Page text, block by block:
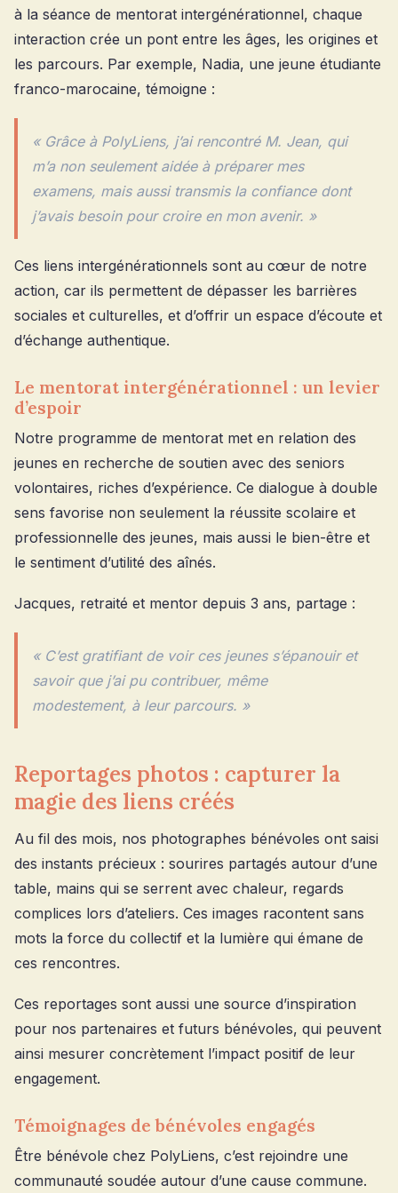
à la séance de mentorat intergénérationnel, chaque
interaction crée un pont entre les âges, les origines et
les parcours. Par exemple, Nadia, une jeune étudiante
franco-marocaine, témoigne :
« Grâce à PolyLiens, j’ai rencontré M. Jean, qui
m’a non seulement aidée à préparer mes
examens, mais aussi transmis la confiance dont
j’avais besoin pour croire en mon avenir. »
Ces liens intergénérationnels sont au cœur de notre
action, car ils permettent de dépasser les barrières
sociales et culturelles, et d’offrir un espace d’écoute et
d’échange authentique.
Le mentorat intergénérationnel : un levier
d’espoir
Notre programme de mentorat met en relation des
jeunes en recherche de soutien avec des seniors
volontaires, riches d’expérience. Ce dialogue à double
sens favorise non seulement la réussite scolaire et
professionnelle des jeunes, mais aussi le bien-être et
le sentiment d’utilité des aînés.
Jacques, retraité et mentor depuis 3 ans, partage :
« C’est gratifiant de voir ces jeunes s’épanouir et
savoir que j’ai pu contribuer, même
modestement, à leur parcours. »
Reportages photos : capturer la
magie des liens créés
Au fil des mois, nos photographes bénévoles ont saisi
des instants précieux : sourires partagés autour d’une
table, mains qui se serrent avec chaleur, regards
complices lors d’ateliers. Ces images racontent sans
mots la force du collectif et la lumière qui émane de
ces rencontres.
Ces reportages sont aussi une source d’inspiration
pour nos partenaires et futurs bénévoles, qui peuvent
ainsi mesurer concrètement l’impact positif de leur
engagement.
Témoignages de bénévoles engagés
Être bénévole chez PolyLiens, c’est rejoindre une
communauté soudée autour d’une cause commune.